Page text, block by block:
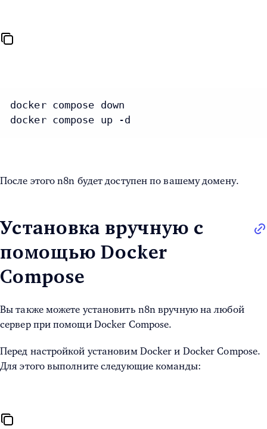
docker compose down
docker compose up -d
После этого n8n будет доступен по вашему домену.
Установка вручную с
помощью Docker
Compose
Вы также можете установить n8n вручную на любой
сервер при помощи Docker Compose.
Перед настройкой установим Docker и Docker Compose.
Для этого выполните следующие команды: